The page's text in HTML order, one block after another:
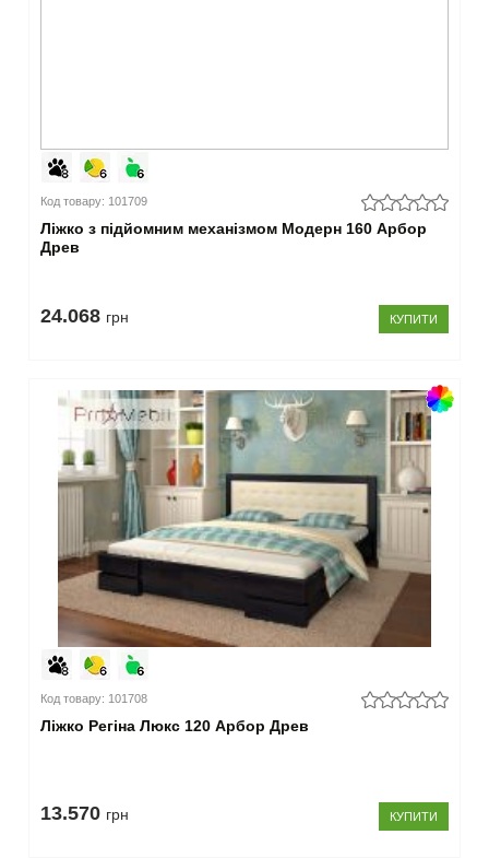
Код товару: 101709
Ліжко з підйомним механізмом Модерн 160 Арбор
Древ
24.068 грн КУПИТИ
Код товару: 101708
Ліжко Регіна Люкс 120 Арбор Древ
13.570 грн КУПИТИ